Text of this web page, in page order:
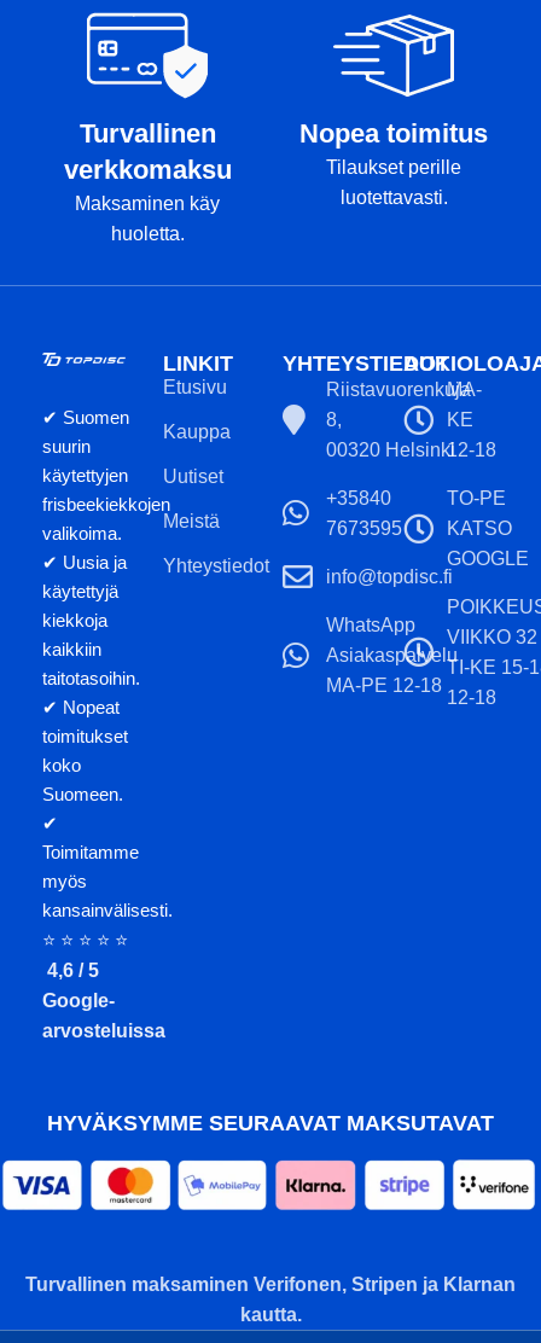
Turvallinen
verkkomaksu
Maksaminen käy
huoletta.
Nopea toimitus
Tilaukset perille
luotettavasti.
✔ Suomen
suurin
käytettyjen
frisbeekiekkojen
valikoima.
✔ Uusia ja
käytettyjä
kiekkoja
kaikkiin
taitotasoihin.
✔ Nopeat
toimitukset
koko
Suomeen.
✔
Toimitamme
myös
kansainvälisesti.
⭐ ⭐ ⭐ ⭐ ⭐
4,6 / 5
Google-
arvosteluissa
LINKIT
Etusivu
Kauppa
Uutiset
Meistä
Yhteystiedot
YHTEYSTIEDOT
Riistavuorenkuja
8,
00320 Helsinki
+35840
7673595
info@topdisc.fi
WhatsApp
Asiakaspalvelu
MA-PE 12-18
MA-
KE
12-18
TO-PE
KATSO
GOOGLE
VIIKKO 32
TI-KE 15-
12-18
HYVÄKSYMME SEURAAVAT MAKSUTAVAT
Turvallinen maksaminen Verifonen, Stripen ja Klarnan
kautta.